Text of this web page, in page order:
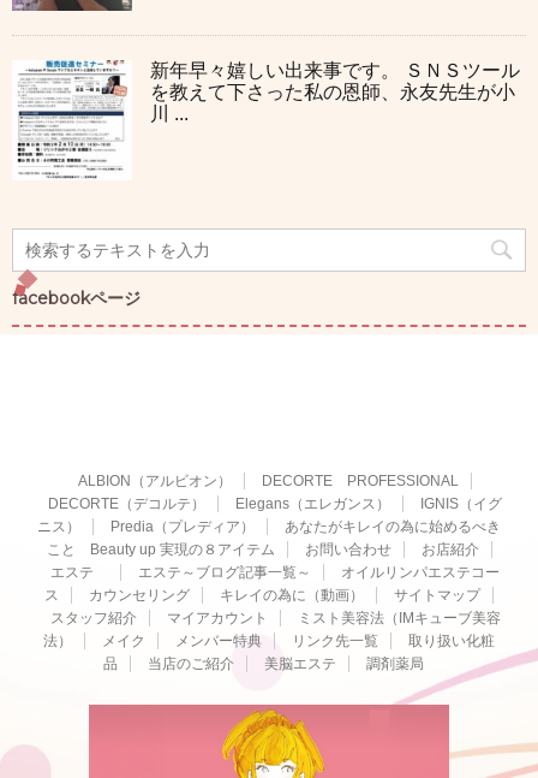
新年早々嬉しい出来事です。 ＳＮＳツール
を教えて下さった私の恩師、永友先生が小
川 ...
facebookページ
ALBION（アルビオン）
DECORTE PROFESSIONAL
DECORTE（デコルテ）
Elegans（エレガンス）
IGNIS（イグ
ニス）
Predia（プレディア）
あなたがキレイの為に始めるべき
こと Beauty up 実現の８アイテム
お問い合わせ
お店紹介
エステ
エステ～ブログ記事一覧～
オイルリンパエステコー
ス
カウンセリング キレイの為に（動画）
サイトマップ
スタッフ紹介
マイアカウント
ミスト美容法（IMキューブ美容
法）
メイク メンバー特典 リンク先一覧
取り扱い化粧
品
当店のご紹介 美脳エステ 調剤薬局